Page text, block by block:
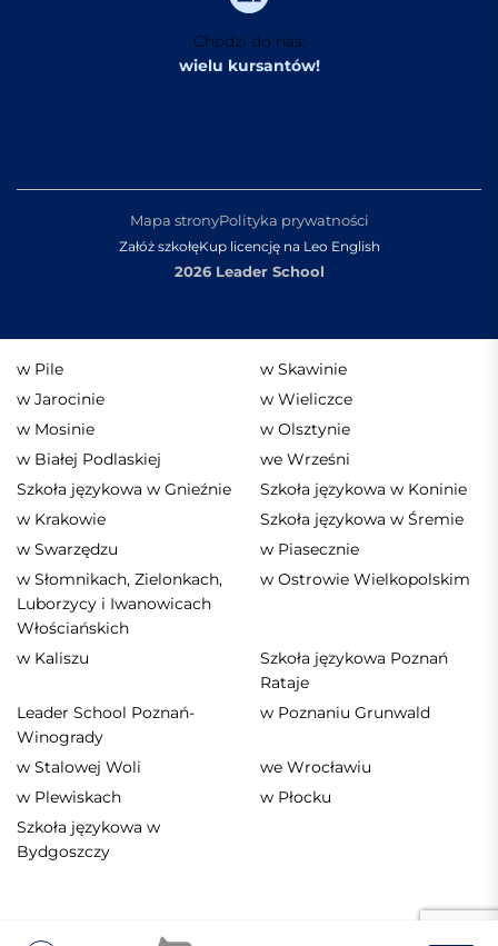
Chodzi do nas:
wielu kursantów!
2026 Leader School
Załóż szkołęKup licencję na Leo English
Mapa stronyPolityka prywatności
w Pile
w Skawinie
w Jarocinie
w Wieliczce
w Mosinie
w Olsztynie
w Białej Podlaskiej
we Wrześni
Szkoła językowa w Gnieźnie
Szkoła językowa w Koninie
w Krakowie
Szkoła językowa w Śremie
w Swarzędzu
w Piasecznie
w Słomnikach, Zielonkach,
Luborzycy i Iwanowicach
Włościańskich
w Ostrowie Wielkopolskim
w Kaliszu
Szkoła językowa Poznań
Rataje
Leader School Poznań-
Winogrady
w Poznaniu Grunwald
w Stalowej Woli
we Wrocławiu
w Plewiskach
w Płocku
Szkoła językowa w
Bydgoszczy